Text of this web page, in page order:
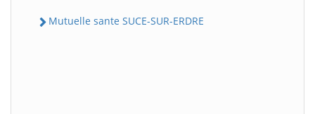
Mutuelle sante SUCE-SUR-ERDRE